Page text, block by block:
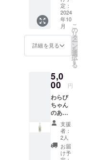
ページ
へのお
名前掲
載につ
いて 掲
載期
5年間掲
載しま
す。 掲
載を希
望しな
い場
合、掲
載の中
止をご
希望の
場合に
以上の
ものを
お届け
いたし
ます。
原産国:
日本 原
材料
こうじ
（国内
製
造）、
米（埼
玉県
産）、
ゆず果
ホーム
ページ
によ
り、掲
載場所
や配置
等が変
更にな
る可能
性がご
す。 掲
載方
法：文
字の
み、
ニック
ネー
ム、イ
ニシャ
ルな
ど。 注
どで食
欲がな
い場合
に、手
軽に補
給でき
ます。
夏は冷
り、ア
イスで
もお楽
しみい
ただけ
ます。
山羊と
育てた
赤米の
あまざ
け 名
称：あ
保存 賞
味期
限：商
90日以
上のも
届けい
たしま
す。 原
産国:日
本 原材
料名：
米こう
じ（国
内製
造）、
米（埼
玉県
載を希
望しな
い場
合、掲
止をご
希望の
らせく
ださ
い。
ホーム
ページ
のレイ
アウト
変更等
によ
り、掲
載場所
れてい
ます。
サイズ
はS・
M・L・
XLの4
種類。
ページ
へのお
名前掲
載につ
いて 掲
載期
間：
2025年
1月から
5年間掲
載しま
のラベ
ルとお
同じデ
ザイン
のオリ
ジナルT
さな蕨
市のシ
トと、
蕨市の
面積
5.11㎢
の文字
がデザ
インさ
れてい
治抹茶
入り玄
米茶
aburabi
オリジ
ナルブ
綿
100％
クルー
ネック
タイ
プ。 蕨
のゆず
と山椒
を使っ
たクラ
フト
オリジ
ナル
シー
ル・お
礼状・
弊社
ホーム
ページ
名前掲
載。
※20歳未
満の者
による
飲酒は
法令で
禁止さ
れてい
ます。
20歳未
定：
2024
年10
月
詳細を見る
こ
の
リ
タ
ー
ン
を
選
択
す
る
5,0
00 円
わらび
ちゃん
のあま
ざけぷ
れーん/
ゆず
770ｇボ
トル
支援
者：
2人
お届
け予